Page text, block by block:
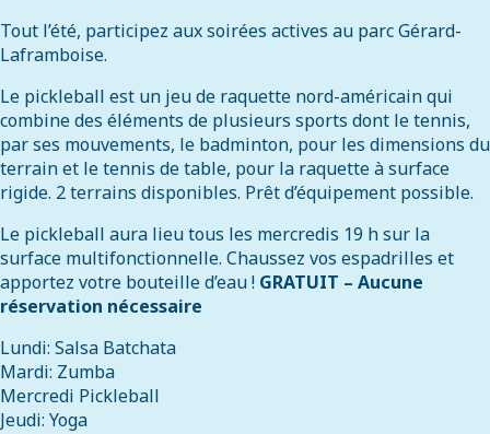
Tout l’été, participez aux soirées actives au parc Gérard-
Laframboise.
Le pickleball est un jeu de raquette nord-américain qui
combine des éléments de plusieurs sports dont le tennis,
par ses mouvements, le badminton, pour les dimensions du
terrain et le tennis de table, pour la raquette à surface
rigide. 2 terrains disponibles. Prêt d’équipement possible.
Le pickleball aura lieu tous les mercredis 19 h sur la
surface multifonctionnelle. Chaussez vos espadrilles et
apportez votre bouteille d’eau ! GRATUIT – Aucune
réservation nécessaire
Lundi: Salsa Batchata
Mardi: Zumba
Mercredi Pickleball
Jeudi: Yoga